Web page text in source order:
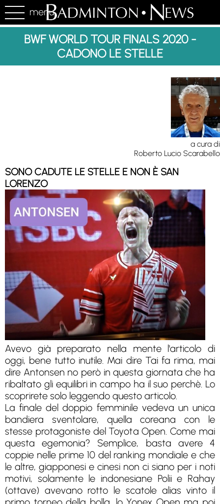
menu
BWF WORLD TOUR FINALS 2020 -
CADONO LE STELLE
a cura di
Roberto Lucio Scarabello
SONO CADUTE LE STELLE E NON È SAN
LORENZO
Avevo già preparato nella mente l'articolo di
oggi, bene tutto inutile. Mai dire Tai fa rima, mai
dire Antonsen no però in questa giornata che ha
ribaltato gli equilibri in campo ha il suo perchè. Lo
scoprirete solo leggendo questo articolo.
La finale del doppio femminile vedeva un unica
bandiera sventolare, quella coreana con le
stesse protagoniste del Toyota Open. Come mai
questa egemonia? Semplice, basta avere 4
coppie nelle prime 10 del ranking mondiale e che
le altre, giapponesi e cinesi non ci siano per i noti
motivi, solamente le indonesiane Polii e Rahay
(ottave) avevano rotto le scatole alias vinto il